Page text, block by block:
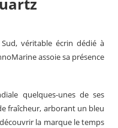
véritable écrin dédié à
assoie sa présence
quelques-unes de ses
fraîcheur, arborant un bleu
la marque le temps